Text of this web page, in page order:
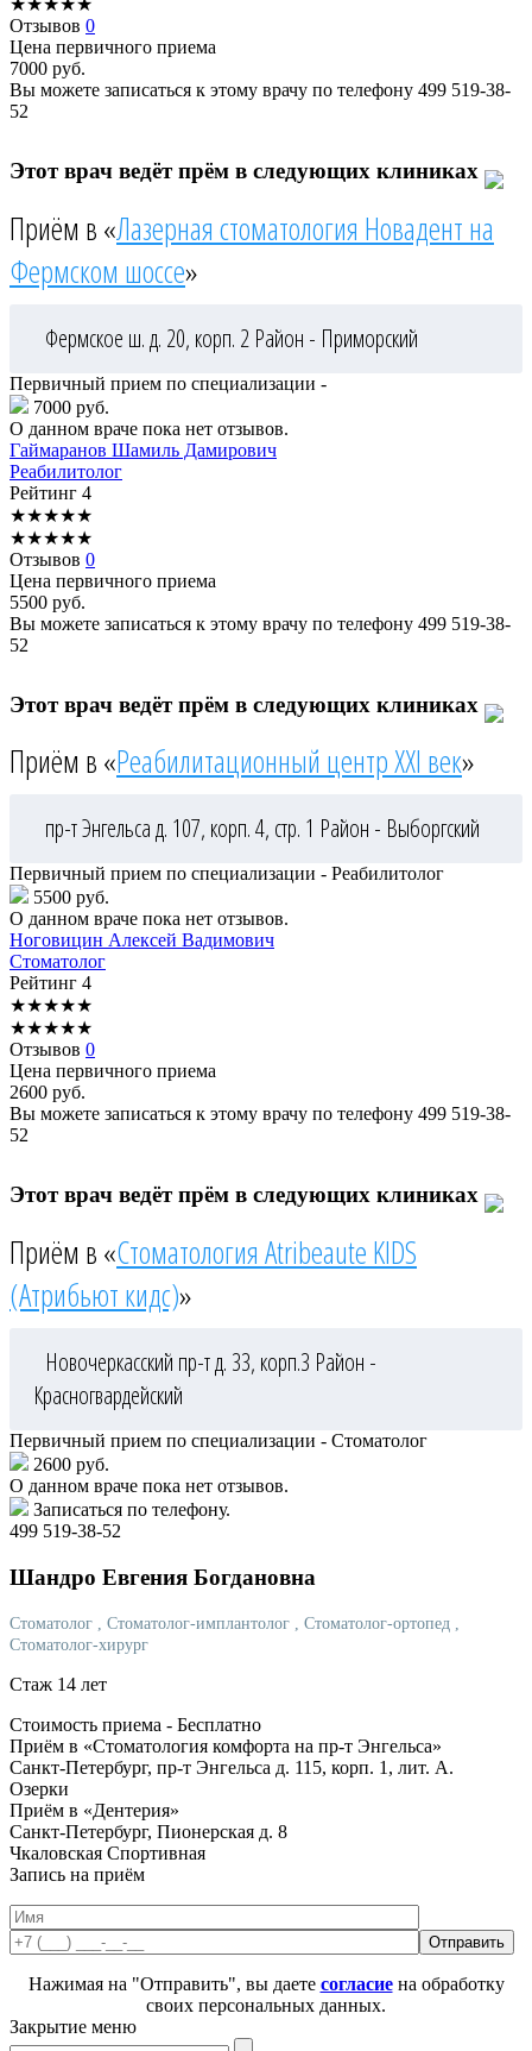
Отзывов 0
Цена первичного приема
7000 руб.
Вы можете записаться к этому врачу по телефону 499 519-38-
52
Этот врач ведёт прём в следующих клиниках
Приём в «Лазерная стоматология Новадент на
Фермском шоссе»
Фермское ш. д. 20, корп. 2 Район - Приморский
Первичный прием по специализации -
7000 руб.
О данном враче пока нет отзывов.
Гаймаранов Шамиль Дамирович
Реабилитолог
Рейтинг 4
★★★★★
★★★★★
Отзывов 0
Цена первичного приема
5500 руб.
Вы можете записаться к этому врачу по телефону 499 519-38-
52
Этот врач ведёт прём в следующих клиниках
Приём в «Реабилитационный центр XXI век»
пр-т Энгельса д. 107, корп. 4, стр. 1 Район - Выборгский
Первичный прием по специализации - Реабилитолог
5500 руб.
О данном враче пока нет отзывов.
Ноговицин Алексей Вадимович
Стоматолог
Рейтинг 4
★★★★★
★★★★★
Отзывов 0
Цена первичного приема
2600 руб.
Вы можете записаться к этому врачу по телефону 499 519-38-
52
Этот врач ведёт прём в следующих клиниках
Приём в «Стоматология Atribeaute KIDS
(Атрибьют кидс)»
Новочеркасский пр-т д. 33, корп.3 Район -
Красногвардейский
Первичный прием по специализации - Стоматолог
2600 руб.
О данном враче пока нет отзывов.
Записаться по телефону.
499 519-38-52
Шандро Евгения Богдановна
Стоматолог , Стоматолог-имплантолог , Стоматолог-ортопед ,
Стоматолог-хирург
Стаж 14 лет
Стоимость приема - Бесплатно
Приём в «Стоматология комфорта на пр-т Энгельса»
Санкт-Петербург, пр-т Энгельса д. 115, корп. 1, лит. А.
Озерки
Приём в «Дентерия»
Санкт-Петербург, Пионерская д. 8
Чкаловская Спортивная
Запись на приём
Нажимая на "Отправить", вы даете согласиена обработку
своих персональных данных.
Закрытие меню